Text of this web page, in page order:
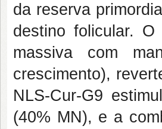
da reserva
destino folicular. O
massiva com
crescimento),
NLS-Cur-G9
(40% MN), e a